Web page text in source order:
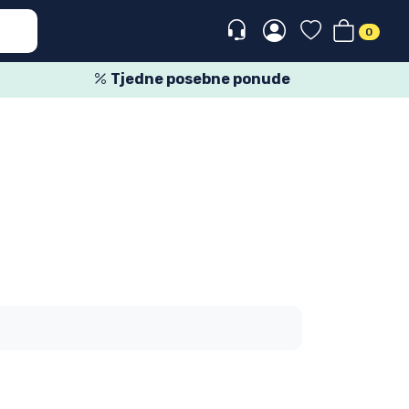
0
Tjedne posebne ponude